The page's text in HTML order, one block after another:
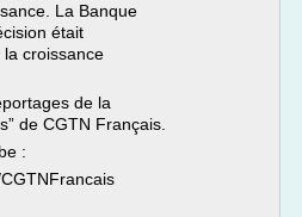
La Banque
était
croissance
de la
de CGTN Français.
: